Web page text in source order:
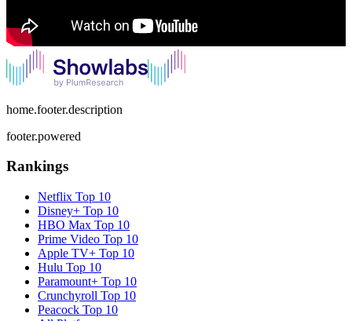
home.footer.description
footer.powered
Rankings
Netflix Top 10
Disney+ Top 10
HBO Max Top 10
Prime Video Top 10
Apple TV+ Top 10
Hulu Top 10
Paramount+ Top 10
Crunchyroll Top 10
Peacock Top 10